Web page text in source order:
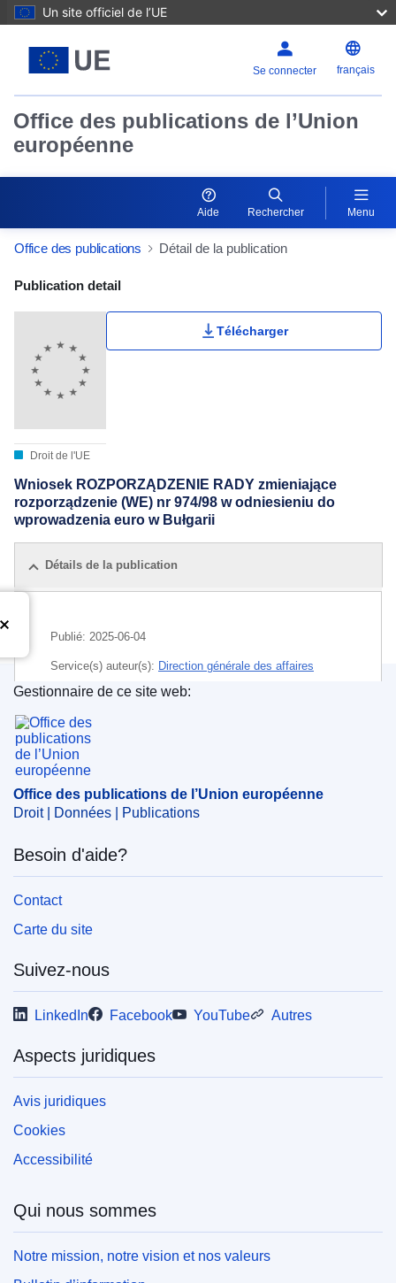
Un site officiel de l’UE
Se connecter français
Office des publications de l’Union
européenne
Aide Rechercher Menu
Office des publications Détail de la publication
Publication Detail Actions Portlet
Publication detail
Droit de l'UE
Télécharger
Wniosek ROZPORZĄDZENIE RADY zmieniające
rozporządzenie (WE) nr 974/98 w odniesieniu do
wprowadzenia euro w Bułgarii
Détails de la publication
Publié: 2025-06-04
Service(s) auteur(s): Direction générale des affaires
économiques et financières
Sujet:Bulgarie
Eurogroupe (zone euro)
union monétaire,union économique et monétaire
CELEX : 52025PC0301
IMMC : COM(2025)301 final/2
COMNAT : COM_2025_0301_FIN2
Office des publications de l’Union européenne
Gestionnaire de ce site web:
Office des publications de l’Union européenne
Droit | Données | Publications
Besoin d'aide?
Contact
Carte du site
Suivez-nous
LinkedIn Facebook YouTube Autres
Aspects juridiques
Avis juridiques
Cookies
Accessibilité
Qui nous sommes
Notre mission, notre vision et nos valeurs